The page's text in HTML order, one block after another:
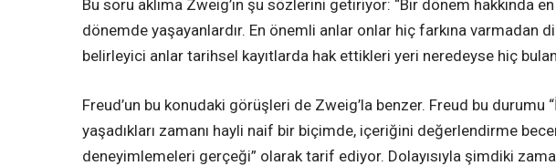
Bu soru aklıma Zweig’ın şu sözlerini getiriyor: “Bir dönem hakkında
dönemde yaşayanlardır. En önemli anlar onlar hiç farkına varmadan
belirleyici anlar tarihsel kayıtlarda hak ettikleri yeri neredeyse hiç
Freud’un bu konudaki görüşleri de Zweig’la benzer. Freud bu durumu
yaşadıkları zamanı hayli naif bir biçimde, içeriğini değerlendirme
deneyimlemeleri gerçeği” olarak tarif ediyor. Dolayısıyla şimdiki